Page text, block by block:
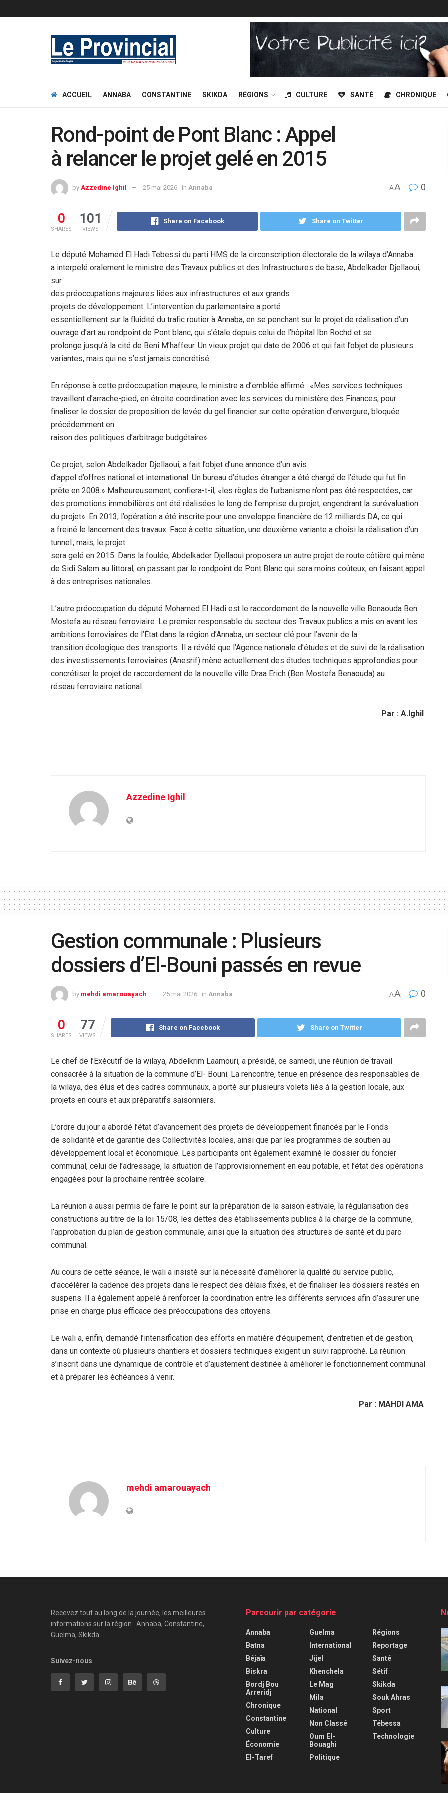
ACCUEIL ANNABA CONSTANTINE SKIKDA RÉGIONS CULTURE SANTÉ CHRONIQUE
Rond-point de Pont Blanc : Appel
à relancer le projet gelé en 2015
by Azzedine Ighil 25 mai 2026 in Annaba AA 0
0
SHARES
101
VIEWS
Share on Facebook Share on Twitter
Le député Mohamed El Hadi Tebessi du parti HMS de la circonscription électorale de la wilaya d’Annaba
a interpelé oralement le ministre des Travaux publics et des Infrastructures de base, Abdelkader Djellaoui,
sur
des préoccupations majeures liées aux infrastructures et aux grands
projets de développement. L’intervention du parlementaire a porté
essentiellement sur la fluidité du trafic routier à Annaba, en se penchant sur le projet de réalisation d’un
ouvrage d’art au rondpoint de Pont blanc, qui s’étale depuis celui de l’hôpital Ibn Rochd et se
prolonge jusqu’à la cité de Beni M’haffeur. Un vieux projet qui date de 2006 et qui fait l’objet de plusieurs
variantes, mais qui ne s’est jamais concrétisé.
En réponse à cette préoccupation majeure, le ministre a d’emblée affirmé : «Mes services techniques
travaillent d’arrache-pied, en étroite coordination avec les services du ministère des Finances, pour
finaliser le dossier de proposition de levée du gel financier sur cette opération d’envergure, bloquée
précédemment en
raison des politiques d’arbitrage budgétaire»
Ce projet, selon Abdelkader Djellaoui, a fait l’objet d’une annonce d’un avis
d’appel d’offres national et international. Un bureau d’études étranger a été chargé de l’étude qui fut fin
prête en 2008.» Malheureusement, confiera-t-il, «les règles de l’urbanisme n’ont pas été respectées, car
des promotions immobilières ont été réalisées le long de l’emprise du projet, engendrant la surévaluation
du projet». En 2013, l’opération a été inscrite pour une enveloppe financière de 12 milliards DA, ce qui
a freiné le lancement des travaux. Face à cette situation, une deuxième variante a choisi la réalisation d’un
tunnel ; mais, le projet
sera gelé en 2015. Dans la foulée, Abdelkader Djellaoui proposera un autre projet de route côtière qui mène
de Sidi Salem au littoral, en passant par le rondpoint de Pont Blanc qui sera moins coûteux, en faisant appel
à des entreprises nationales.
L’autre préoccupation du député Mohamed El Hadi est le raccordement de la nouvelle ville Benaouda Ben
Mostefa au réseau ferroviaire. Le premier responsable du secteur des Travaux publics a mis en avant les
ambitions ferroviaires de l’État dans la région d’Annaba, un secteur clé pour l’avenir de la
transition écologique des transports. Il a révélé que l’Agence nationale d’études et de suivi de la réalisation
des investissements ferroviaires (Anesrif) mène actuellement des études techniques approfondies pour
concrétiser le projet de raccordement de la nouvelle ville Draa Erich (Ben Mostefa Benaouda) au
réseau ferroviaire national.
Par : A.Ighil
Azzedine Ighil
Gestion communale : Plusieurs
dossiers d’El-Bouni passés en revue
by mehdi amarouayach 25 mai 2026 in Annaba AA 0
0
SHARES
77
VIEWS
Share on Facebook Share on Twitter
Le chef de l’Exécutif de la wilaya, Abdelkrim Laamouri, a présidé, ce samedi, une réunion de travail
consacrée à la situation de la commune d’El- Bouni. La rencontre, tenue en présence des responsables de
la wilaya, des élus et des cadres communaux, a porté sur plusieurs volets liés à la gestion locale, aux
projets en cours et aux préparatifs saisonniers.
L’ordre du jour a abordé l’état d’avancement des projets de développement financés par le Fonds
de solidarité et de garantie des Collectivités locales, ainsi que par les programmes de soutien au
développement local et économique. Les participants ont également examiné le dossier du foncier
communal, celui de l’adressage, la situation de l’approvisionnement en eau potable, et l’état des opérations
engagées pour la prochaine rentrée scolaire.
La réunion a aussi permis de faire le point sur la préparation de la saison estivale, la régularisation des
constructions au titre de la loi 15/08, les dettes des établissements publics à la charge de la commune,
l’approbation du plan de gestion communale, ainsi que la situation des structures de santé et du parc
communal.
Au cours de cette séance, le wali a insisté sur la nécessité d’améliorer la qualité du service public,
d’accélérer la cadence des projets dans le respect des délais fixés, et de finaliser les dossiers restés en
suspens. Il a également appelé à renforcer la coordination entre les différents services afin d’assurer une
prise en charge plus efficace des préoccupations des citoyens.
Le wali a, enfin, demandé l’intensification des efforts en matière d’équipement, d’entretien et de gestion,
dans un contexte où plusieurs chantiers et dossiers techniques exigent un suivi rapproché. La réunion
s’inscrit dans une dynamique de contrôle et d’ajustement destinée à améliorer le fonctionnement communal
et à préparer les échéances à venir.
Par : MAHDI AMA
mehdi amarouayach
Recevez tout au long de la journée, les meilleures
informations sur la région : Annaba, Constantine,
Guelma, Skikda ....
Suivez-nous
Parcourir par catégorie
Annaba
Batna
Béjaïa
Biskra
Bordj Bou
Arreridj
Chronique
Constantine
Culture
Économie
El-Taref
Guelma
International
Jijel
Khenchela
Le Mag
Mila
National
Non Classé
Oum El-
Bouaghi
Politique
Régions
Reportage
Santé
Sétif
Skikda
Souk Ahras
Sport
Tébessa
Technologie